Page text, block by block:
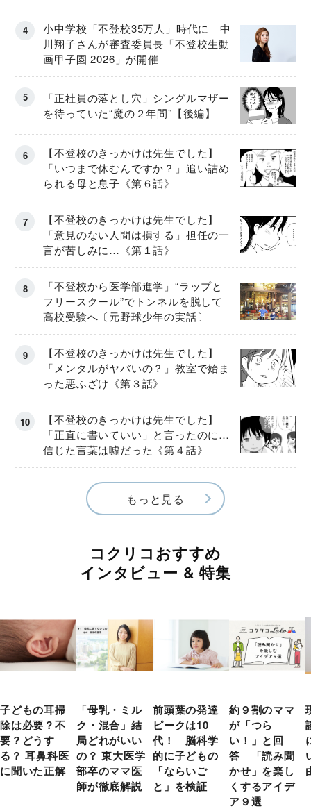
小中学校「不登校35万人」時代に 中
川翔子さんが審査委員長「不登校生動
画甲子園 2026」が開催
「正社員の落とし穴」シングルマザー
を待っていた“魔の２年間”【後編】
【不登校のきっかけは先生でした】
「いつまで休むんですか？」追い詰め
られる母と息子《第６話》
【不登校のきっかけは先生でした】
「意見のない人間は損する」担任の一
言が苦しみに…《第１話》
「不登校から医学部進学」“ラップと
フリースクール”でトンネルを脱して
高校受験へ〔元野球少年の実話〕
【不登校のきっかけは先生でした】
「メンタルがヤバいの？」教室で始ま
った悪ふざけ《第３話》
【不登校のきっかけは先生でした】
「正直に書いていい」と言ったのに…
信じた言葉は噓だった《第４話》
もっと見る
コクリコおすすめ
インタビュー & 特集
子どもの耳掃
除は必要？不
要？どうす
る？ 耳鼻科医
に聞いた正解
「母乳・ミル
ク・混合」結
局どれがいい
の？ 東大医学
部卒のママ医
師が徹底解説
前頭葉の発達
ピークは10
代！ 脳科学
的に子どもの
「ならいご
と」を検証
約９割のママ
が「つら
い！」と回
答 「読み聞
かせ」を楽し
くするアイデ
ア９選